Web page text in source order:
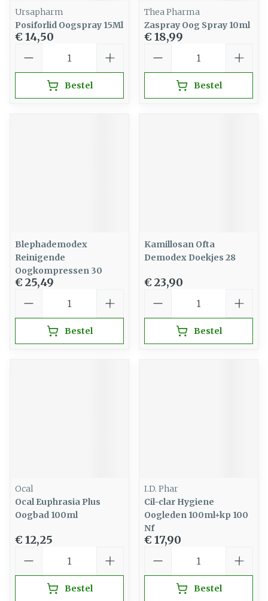
Ursapharm
Posiforlid Oogspray 15Ml
€ 14,50
Bestel
Thea Pharma
Zaspray Oog Spray 10ml
€ 18,99
Bestel
Blephademodex
Reinigende
Oogkompressen 30
€ 25,49
Bestel
Kamillosan Ofta
Demodex Doekjes 28
€ 23,90
Bestel
Ocal
Ocal Euphrasia Plus
Oogbad 100ml
€ 12,25
Bestel
I.D. Phar
Cil-clar Hygiene
Oogleden 100ml+kp 100
Nf
€ 17,90
Bestel